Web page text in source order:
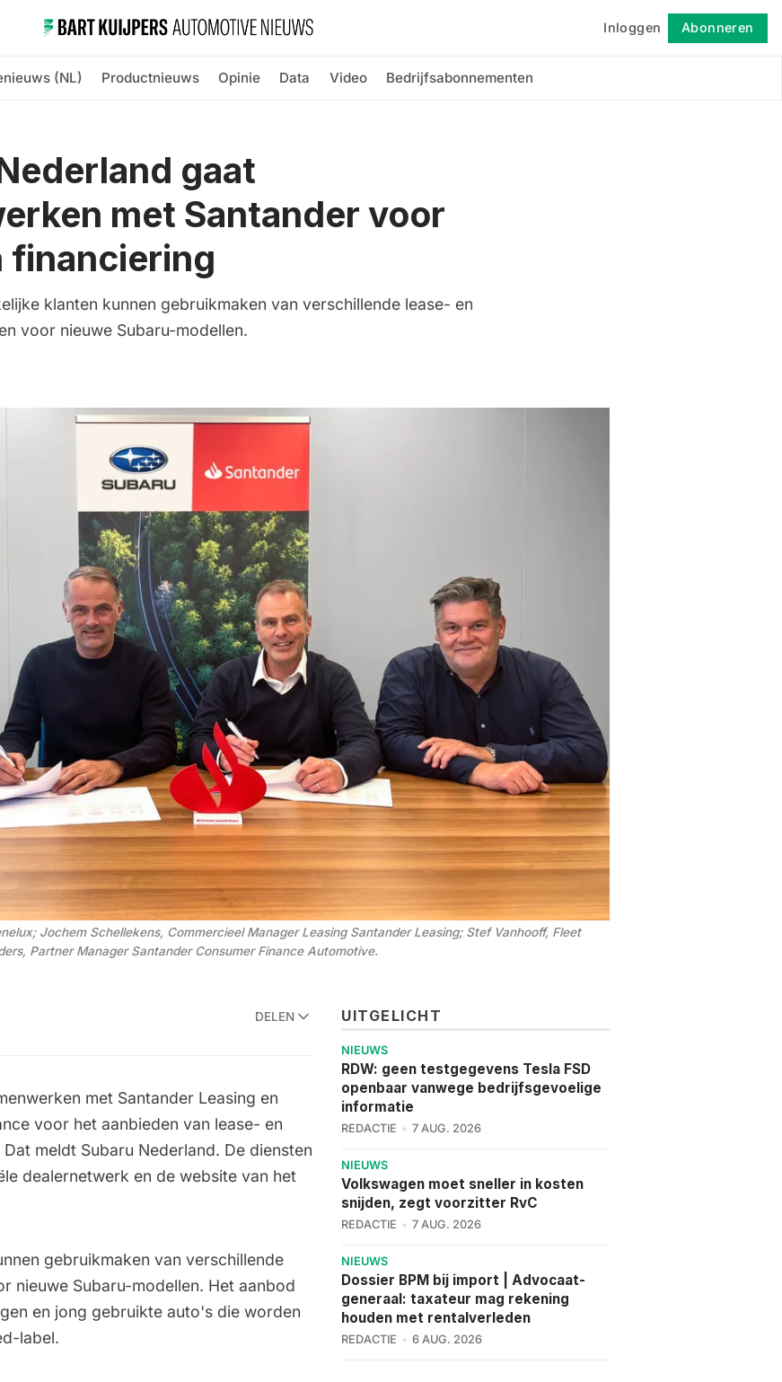
Inloggen Abonneren
(NL) Productnieuws Opinie Data Video Bedrijfsabonnementen
gaat
met Santander voor
financiering
klanten kunnen gebruikmaken van verschillende lease- en
voor nieuwe Subaru-modellen.
Jochem Schellekens, Commercieel Manager Leasing Santander Leasing; Stef Vanhooff, Fleet
Partner Manager Santander Consumer Finance Automotive.
DELEN
met Santander Leasing en
voor het aanbieden van lease- en
meldt Subaru Nederland. De diensten
dealernetwerk en de website van het
gebruikmaken van verschillende
nieuwe Subaru-modellen. Het aanbod
en jong gebruikte auto's die worden
label.
UITGELICHT
NIEUWS
RDW: geen testgegevens Tesla FSD
openbaar vanwege bedrijfsgevoelige
informatie
REDACTIE 7 AUG. 2026
NIEUWS
Volkswagen moet sneller in kosten
snijden, zegt voorzitter RvC
REDACTIE 7 AUG. 2026
NIEUWS
Dossier BPM bij import | Advocaat-
generaal: taxateur mag rekening
houden met rentalverleden
REDACTIE 6 AUG. 2026